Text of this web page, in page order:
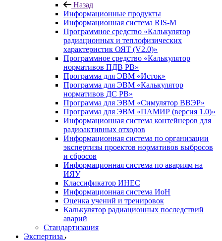
Назад
Информационные продукты
Информационная система RIS-M
Программное средство «Калькулятор
радиационных и теплофизических
характеристик ОЯТ (V2.0)»
Программное средство «Калькулятор
нормативов ПДВ РВ»
Программа для ЭВМ «Исток»
Программа для ЭВМ «Калькулятор
нормативов ДС РВ»
Программа для ЭВМ «Симулятор ВВЭР»
Программа для ЭВМ «ПАМИР (версия 1.0)»
Информационная система контейнеров для
радиоактивных отходов
Информационная система по организации
экспертизы проектов нормативов выбросов
и сбросов
Информационная система по авариям на
ИЯУ
Классификатор ИНЕС
Информационная система ИоН
Оценка учений и тренировок
Калькулятор радиационных последствий
аварий
Стандартизация
Экспертиза